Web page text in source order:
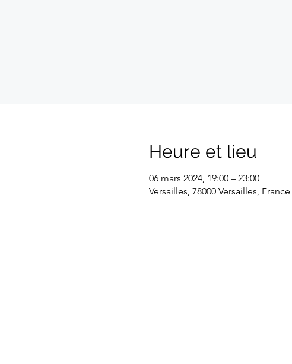
Heure et lieu
06 mars 2024, 19:00 – 23:00
Versailles, 78000 Versailles, France